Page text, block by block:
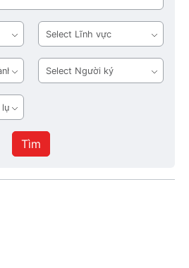
Lĩnh
vực
Người
ký
Tìm